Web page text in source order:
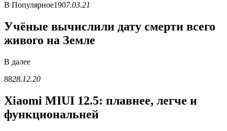
В Популярное1907.03.21
Учёные вычислили дату смерти всего
живого на Земле
В далее
8828.12.20
Xiaomi MIUI 12.5: плавнее, легче и
функциональней